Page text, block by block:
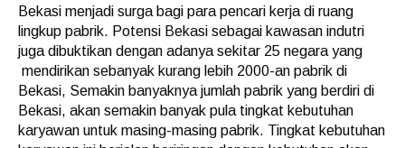
Bekasi menjadi surga bagi para pencari kerja di ruang
lingkup pabrik. Potensi Bekasi sebagai kawasan indutri
juga dibuktikan dengan adanya sekitar 25 negara yang
mendirikan sebanyak kurang lebih 2000-an pabrik di
Bekasi, Semakin banyaknya jumlah pabrik yang berdiri di
Bekasi, akan semakin banyak pula tingkat kebutuhan
karyawan untuk masing-masing pabrik. Tingkat kebutuhan